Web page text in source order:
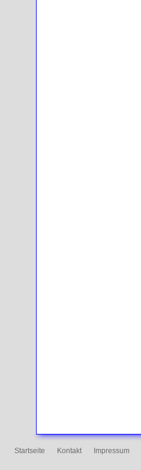
Startseite Kontakt Impressum